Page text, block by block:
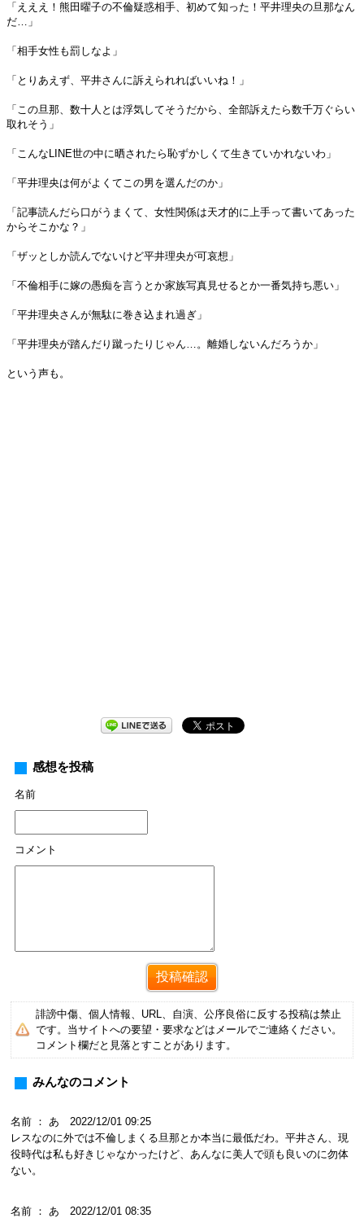
「えええ！熊田曜子の不倫疑惑相手、初めて知った！平井理央の旦那なん
だ…」
「相手女性も罰しなよ」
「とりあえず、平井さんに訴えられればいいね！」
「この旦那、数十人とは浮気してそうだから、全部訴えたら数千万ぐらい
取れそう」
「こんなLINE世の中に晒されたら恥ずかしくて生きていかれないわ」
「平井理央は何がよくてこの男を選んだのか」
「記事読んだら口がうまくて、女性関係は天才的に上手って書いてあった
からそこかな？」
「ザッとしか読んでないけど平井理央が可哀想」
「不倫相手に嫁の愚痴を言うとか家族写真見せるとか一番気持ち悪い」
「平井理央さんが無駄に巻き込まれ過ぎ」
「平井理央が踏んだり蹴ったりじゃん…。離婚しないんだろうか」
という声も。
感想を投稿
名前
コメント
誹謗中傷、個人情報、URL、自演、公序良俗に反する投稿は禁止
です。当サイトへの要望・要求などはメールでご連絡ください。
コメント欄だと見落とすことがあります。
みんなのコメント
名前 ： あ 2022/12/01 09:25
レスなのに外では不倫しまくる旦那とか本当に最低だわ。平井さん、現
役時代は私も好きじゃなかったけど、あんなに美人で頭も良いのに勿体
ない。
名前 ： あ 2022/12/01 08:35